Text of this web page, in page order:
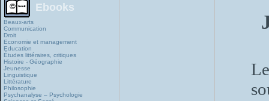
Ebooks
Beaux-arts
Communication
Droit
Economie et management
Education
Études littéraires, critiques
Histoire - Géographie
Jeunesse
Linguistique
Littérature
Philosophie
Psychanalyse – Psychologie